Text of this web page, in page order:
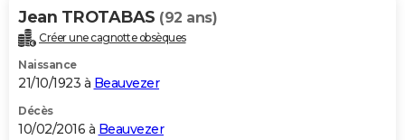
Jean TROTABAS (92 ans)
Créer une cagnotte obsèques
Naissance
21/10/1923 à Beauvezer
Décès
10/02/2016 à Beauvezer